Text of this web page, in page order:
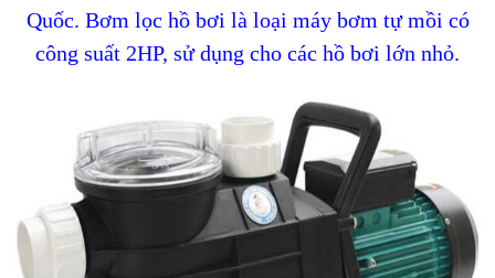
Quốc. Bơm lọc hồ bơi là loại máy bơm tự mồi có
công suất 2HP, sử dụng cho các hồ bơi lớn nhỏ.